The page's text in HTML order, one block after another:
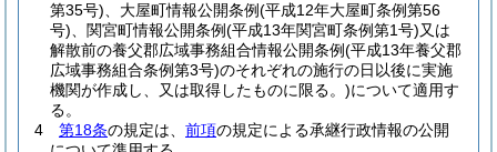
第35号) 、大屋町情報公開条例(平成12年大屋町条例第56
号) 、関宮町情報公開条例(平成13年関宮町条例第1号)又は
解散前の養父郡広域事務組合情報公開条例(平成13年養父郡
広域事務組合条例第3号)のそれぞれの施行の日以後に実施
機関が作成し、又は取得したものに限る。)について適用す
る。
4
第18条の規定は、 前項の規定による承継行政情報の公開